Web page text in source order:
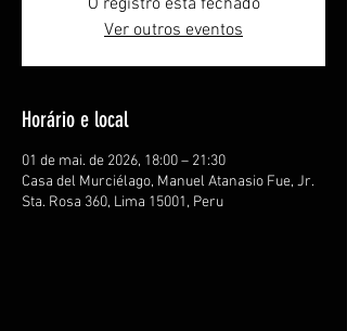
O registro está fechado
Ver outros eventos
Horário e local
01 de mai. de 2026, 18:00 – 21:30
Casa del Murciélago, Manuel Atanasio Fue, Jr.
Sta. Rosa 360, Lima 15001, Peru